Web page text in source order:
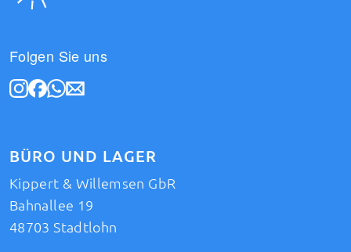
Folgen Sie uns
BÜRO UND LAGER
Kippert & Willemsen GbR
Bahnallee 19
48703 Stadtlohn